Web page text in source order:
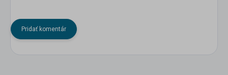
Pridať komentár